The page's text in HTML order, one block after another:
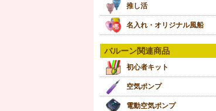
推し活
名入れ・オリジナル風船
バルーン関連商品
初心者キット
空気ポンプ
電動空気ポンプ